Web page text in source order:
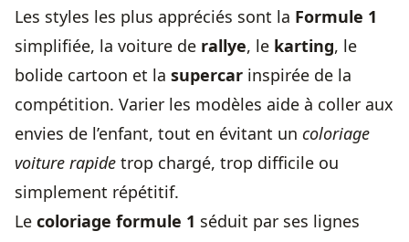
Les styles les plus appréciés sont la Formule 1
simplifiée, la voiture de rallye, le karting, le
bolide cartoon et la supercar inspirée de la
compétition. Varier les modèles aide à coller aux
envies de l’enfant, tout en évitant un coloriage
voiture rapide trop chargé, trop difficile ou
simplement répétitif.
Le coloriage formule 1 séduit par ses lignes